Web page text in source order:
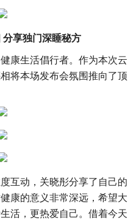
分享独门深睡秘方
康生活倡行者。作为本次云
将本场发布会氛围推向了顶
互动，关晓彤分享了自己的
康的意义非常深远，希望大
活，更热爱自己。借着今天